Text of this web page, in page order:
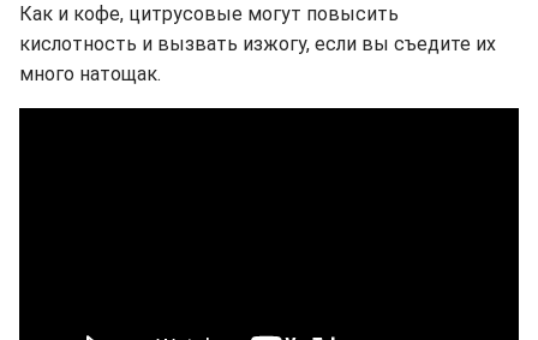
Как и кофе, цитрусовые могут повысить
кислотность и вызвать изжогу, если вы съедите их
много натощак.